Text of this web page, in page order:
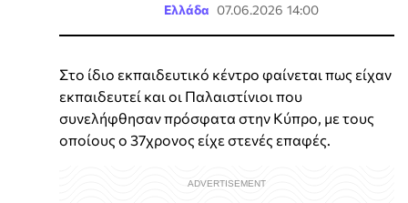
Ελλάδα 07.06.2026 14:00
Στο ίδιο εκπαιδευτικό κέντρο φαίνεται πως είχαν
εκπαιδευτεί και οι Παλαιστίνιοι που
συνελήφθησαν πρόσφατα στην Κύπρο, με τους
οποίους ο 37χρονος είχε στενές επαφές.